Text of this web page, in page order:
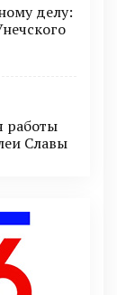
делу:
работы
Славы